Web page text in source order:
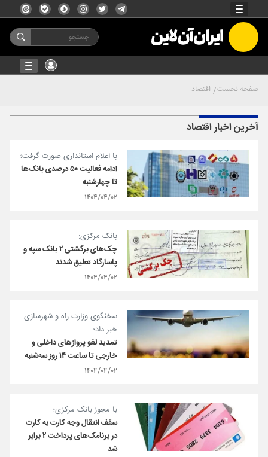
صفحه نخست اقتصاد
آخرین اخبار اقتصاد
با اعلام استانداری صورت گرفت؛
ادامه فعالیت ۵۰ درصدی بانک‌ها
تا چهارشنبه
۱۴۰۴/۰۴/۰۲
بانک مرکزی:
چک‌های برگشتی ۲ بانک سپه و
پاسارگاد تعلیق شدند
۱۴۰۴/۰۴/۰۲
سخنگوی وزارت راه و شهرسازی
خبر داد؛
تمدید لغو پروازهای داخلی و
خارجی تا ساعت ۱۴ روز سه‌شنبه
۱۴۰۴/۰۴/۰۲
با مجوز بانک مرکزی؛
سقف انتقال وجه کارت به کارت
در برنامک‌های پرداخت ۲ برابر
شد